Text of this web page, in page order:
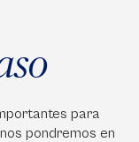
para
pondremos en